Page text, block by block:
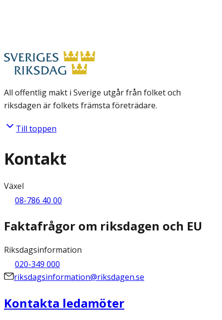
All offentlig makt i Sverige utgår från folket och
riksdagen är folkets främsta företrädare.
Till toppen
Kontakt
Växel
08-786 40 00
Faktafrågor om riksdagen och EU
Riksdagsinformation
020-349 000
riksdagsinformation@riksdagen.se
Kontakta ledamöter